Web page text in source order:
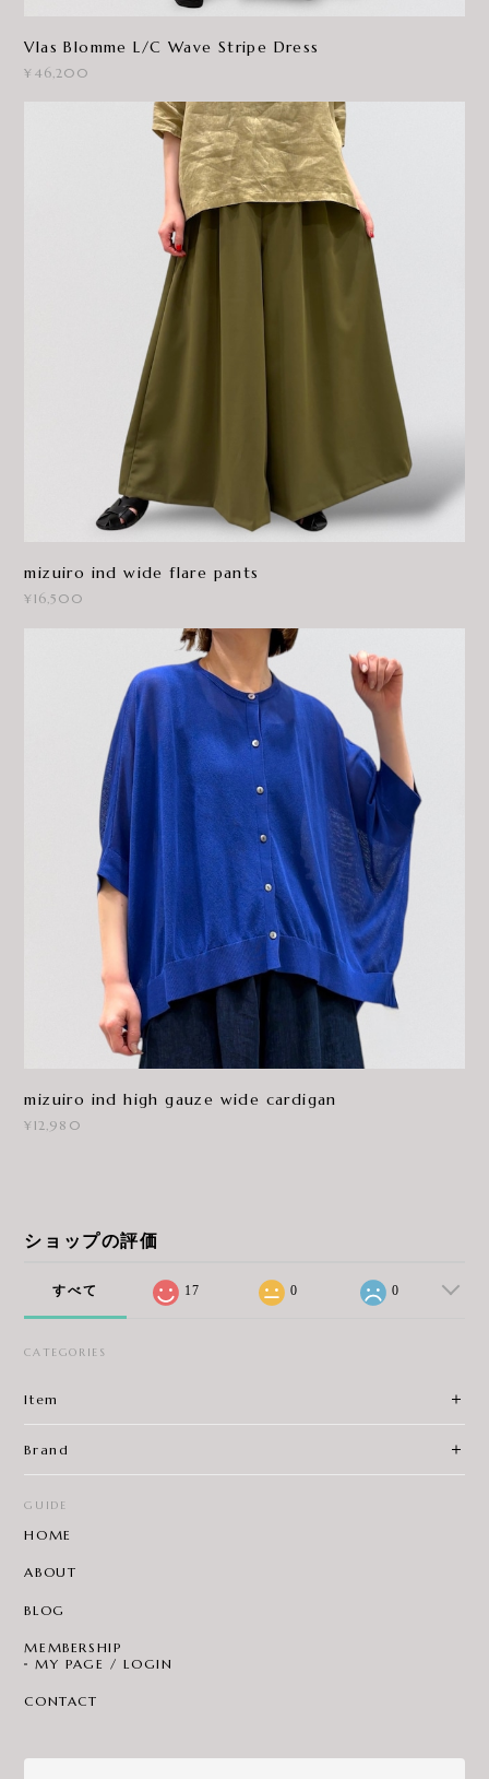
Vlas Blomme L/C Wave Stripe Dress
¥46,200
mizuiro ind wide flare pants
¥16,500
mizuiro ind high gauze wide cardigan
¥12,980
ショップの評価
すべて 17 0 0
CATEGORIES
Item
Brand
GUIDE
HOME
ABOUT
BLOG
MEMBERSHIP
MY PAGE / LOGIN
CONTACT